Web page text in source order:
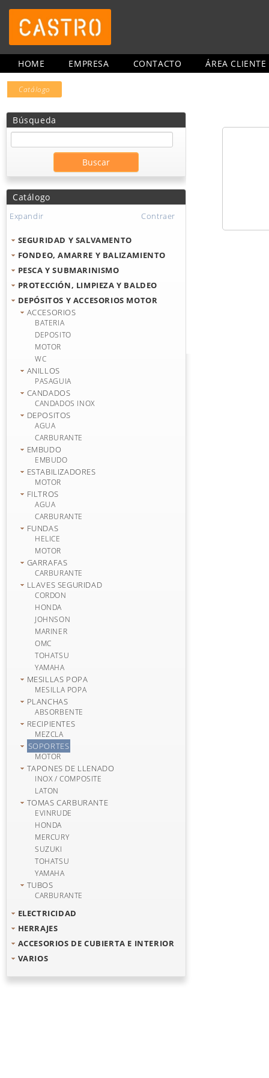
HOME EMPRESA CONTACTO ÁREA CLIENTE
Catálogo
Búsqueda
Catálogo
Expandir Contraer
SEGURIDAD Y SALVAMENTO
FONDEO, AMARRE Y BALIZAMIENTO
PESCA Y SUBMARINISMO
PROTECCIÓN, LIMPIEZA Y BALDEO
DEPÓSITOS Y ACCESORIOS MOTOR
ACCESORIOS
BATERIA
DEPOSITO
MOTOR
WC
ANILLOS
PASAGUIA
CANDADOS
CANDADOS INOX
DEPOSITOS
AGUA
CARBURANTE
EMBUDO
EMBUDO
ESTABILIZADORES
MOTOR
FILTROS
AGUA
CARBURANTE
FUNDAS
HELICE
MOTOR
GARRAFAS
CARBURANTE
LLAVES SEGURIDAD
CORDON
HONDA
JOHNSON
MARINER
OMC
TOHATSU
YAMAHA
MESILLAS POPA
MESILLA POPA
PLANCHAS
ABSORBENTE
RECIPIENTES
MEZCLA
SOPORTES
MOTOR
TAPONES DE LLENADO
INOX / COMPOSITE
LATON
TOMAS CARBURANTE
EVINRUDE
HONDA
MERCURY
SUZUKI
TOHATSU
YAMAHA
TUBOS
CARBURANTE
ELECTRICIDAD
HERRAJES
ACCESORIOS DE CUBIERTA E INTERIOR
VARIOS